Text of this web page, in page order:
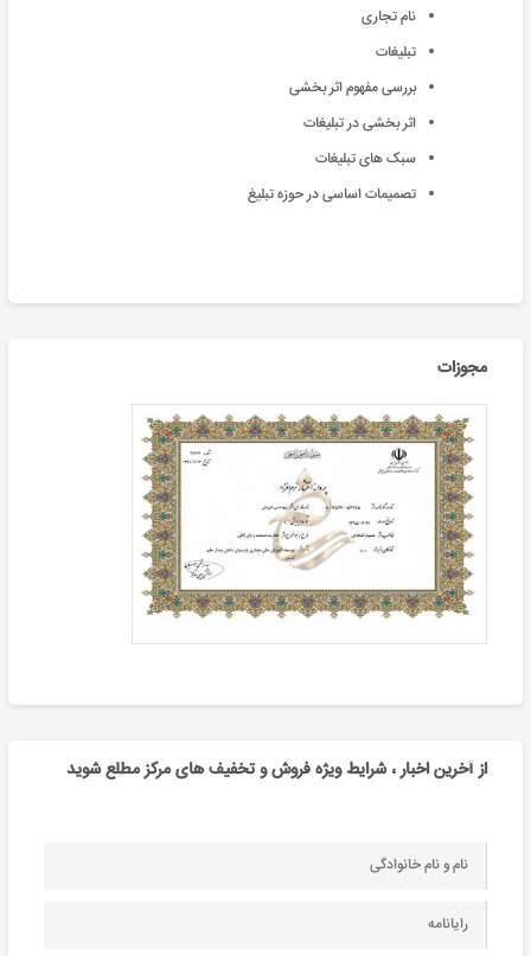
نام تجاری
تبلیغات
بررسی مفهوم اثر بخشی
اثر بخشی در تبلیغات
سبک های تبلیغات
تصمیمات اساسی در حوزه تبلیغ
مجوزات
از آخرین اخبار ، شرایط ویژه فروش و تخفیف های مرکز مطلع شوید